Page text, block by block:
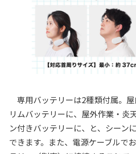
専用バッテリーは2種類付属。
リムバッテリーに、屋外作業・炎
ン付きバッテリーに、と、シーン
できます。また、電源ケーブルで